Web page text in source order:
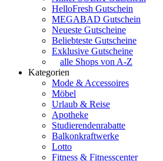
HelloFresh Gutschein
MEGABAD Gutschein
Neueste Gutscheine
Beliebteste Gutscheine
Exklusive Gutscheine
alle Shops von A-Z
Kategorien
Mode & Accessoires
Möbel
Urlaub & Reise
Apotheke
Studierendenrabatte
Balkonkraftwerke
Lotto
Fitness & Fitnesscenter